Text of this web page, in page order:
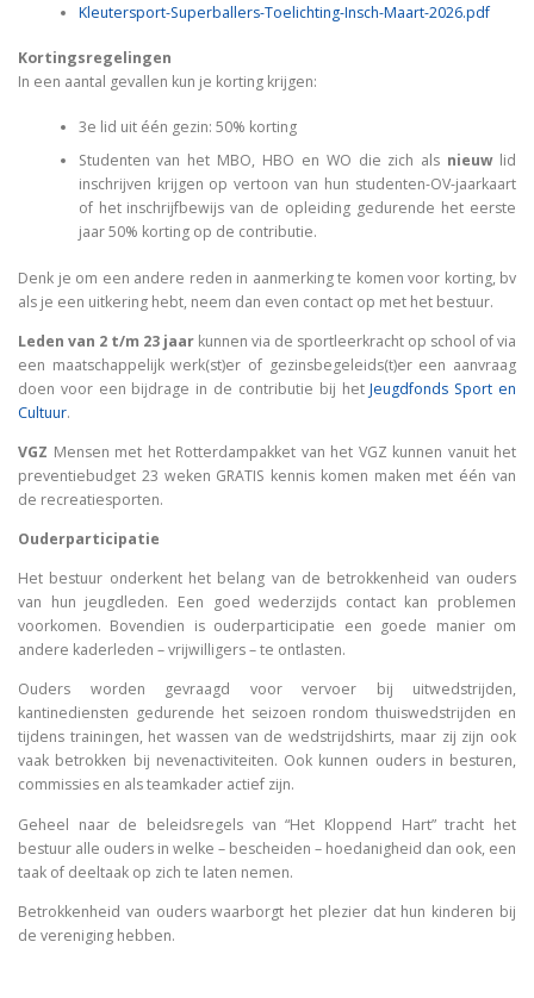
Kleutersport-Superballers-Toelichting-Insch-Maart-2026.pdf
Kortingsregelingen
In een aantal gevallen kun je korting krijgen:
3e lid uit één gezin: 50% korting
Studenten van het MBO, HBO en WO die zich als nieuwlid
inschrijven krijgen op vertoon van hun studenten-OV-jaarkaart
of het inschrijfbewijs van de opleiding gedurende het eerste
jaar 50% korting op de contributie.
Denk je om een andere reden in aanmerking te komen voor korting, bv
als je een uitkering hebt, neem dan even contact op met het bestuur.
Leden van 2 t/m 23 jaar kunnen via de sportleerkracht op school of via
een maatschappelijk werk(st)er of gezinsbegeleids(t)er een aanvraag
doen voor een bijdrage in de contributie bij hetJeugdfonds Sport en
Cultuur.
VGZ Mensen met het Rotterdampakket van het VGZ kunnen vanuit het
preventiebudget 23 weken GRATIS kennis komen maken met één van
de recreatiesporten.
Ouderparticipatie
Het bestuur onderkent het belang van de betrokkenheid van ouders
van hun jeugdleden. Een goed wederzijds contact kan problemen
voorkomen. Bovendien is ouderparticipatie een goede manier om
andere kaderleden – vrijwilligers – te ontlasten.
Ouders worden gevraagd voor vervoer bij uitwedstrijden,
kantinediensten gedurende het seizoen rondom thuiswedstrijden en
tijdens trainingen, het wassen van de wedstrijdshirts, maar zij zijn ook
vaak betrokken bij nevenactiviteiten. Ook kunnen ouders in besturen,
commissies en als teamkader actief zijn.
Geheel naar de beleidsregels van “Het Kloppend Hart” tracht het
bestuur alle ouders in welke – bescheiden – hoedanigheid dan ook, een
taak of deeltaak op zich te laten nemen.
Betrokkenheid van ouders waarborgt het plezier dat hun kinderen bij
de vereniging hebben.